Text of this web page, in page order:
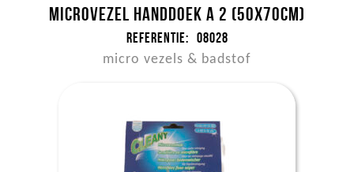
Microvezel handdoek a 2 (50x70cm)
Referentie: 08028
micro vezels & badstof